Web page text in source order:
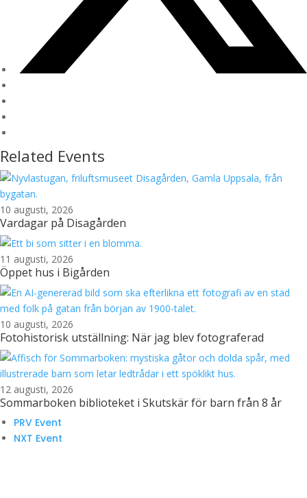
Related Events
10 augusti, 2026
Vardagar på Disagården
11 augusti, 2026
Öppet hus i Bigården
10 augusti, 2026
Fotohistorisk utställning: När jag blev fotograferad
12 augusti, 2026
Sommarboken biblioteket i Skutskär för barn från 8 år
PRV Event
NXT Event